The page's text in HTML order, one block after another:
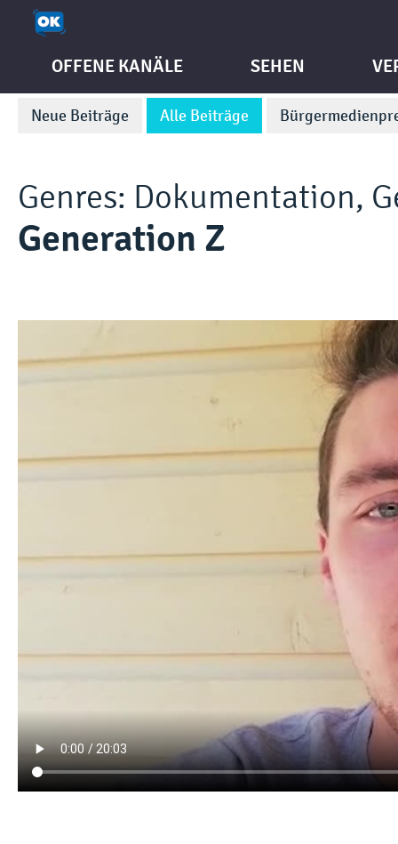
OFFENE KANÄLE SEHEN
Neue Beiträge Alle Beiträge
Genres: Dokumentation,
Generation Z